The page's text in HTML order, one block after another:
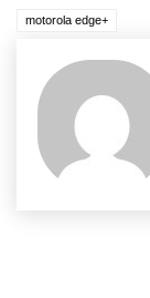
motorola edge+